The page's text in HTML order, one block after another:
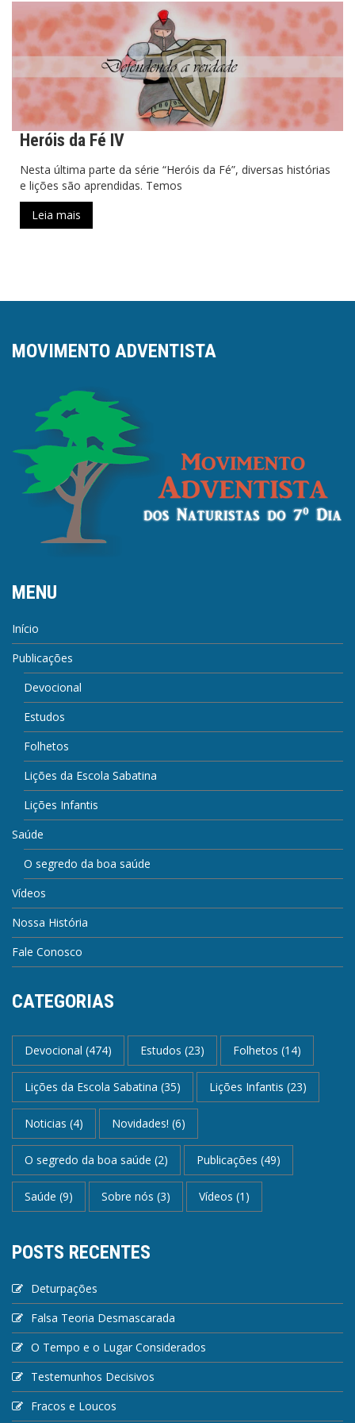
Heróis da Fé IV
Nesta última parte da série “Heróis da Fé”, diversas histórias
e lições são aprendidas. Temos
Leia mais
MOVIMENTO ADVENTISTA
MENU
Início
Publicações
Devocional
Estudos
Folhetos
Lições da Escola Sabatina
Lições Infantis
Saúde
O segredo da boa saúde
Vídeos
Nossa História
Fale Conosco
CATEGORIAS
Devocional (474) Estudos (23) Folhetos (14)
Lições da Escola Sabatina (35) Lições Infantis (23)
Noticias (4) Novidades! (6)
O segredo da boa saúde (2) Publicações (49)
Saúde (9) Sobre nós (3) Vídeos (1)
POSTS RECENTES
Deturpações
Falsa Teoria Desmascarada
O Tempo e o Lugar Considerados
Testemunhos Decisivos
Fracos e Loucos